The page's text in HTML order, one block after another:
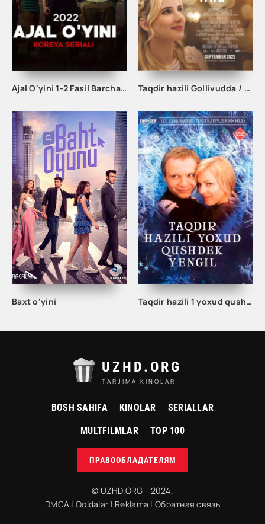
Ajal O'yini 1-2 Fasil Barcha qismlar Taqdir hazili Gollivudda / Gollivuddagi taqdir xazili kino
Baxt o'yini Taqdir hazili 1 yoxud qushdek yengil bo'ling / Taqdir xazili 1 SSSR filmi Uzbek tilida 1975 tarjima kino Full HD
UZHD.ORG
TARJIMA KINOLAR
BOSH SAHIFA KINOLAR SERIALLAR
MULTFILMLAR TOP 100
ПРАВООБЛАДАТЕЛЯМ
© UZHD.ORG - 2024.
DMCA |Qoidalar | Reklama | Обратная связь